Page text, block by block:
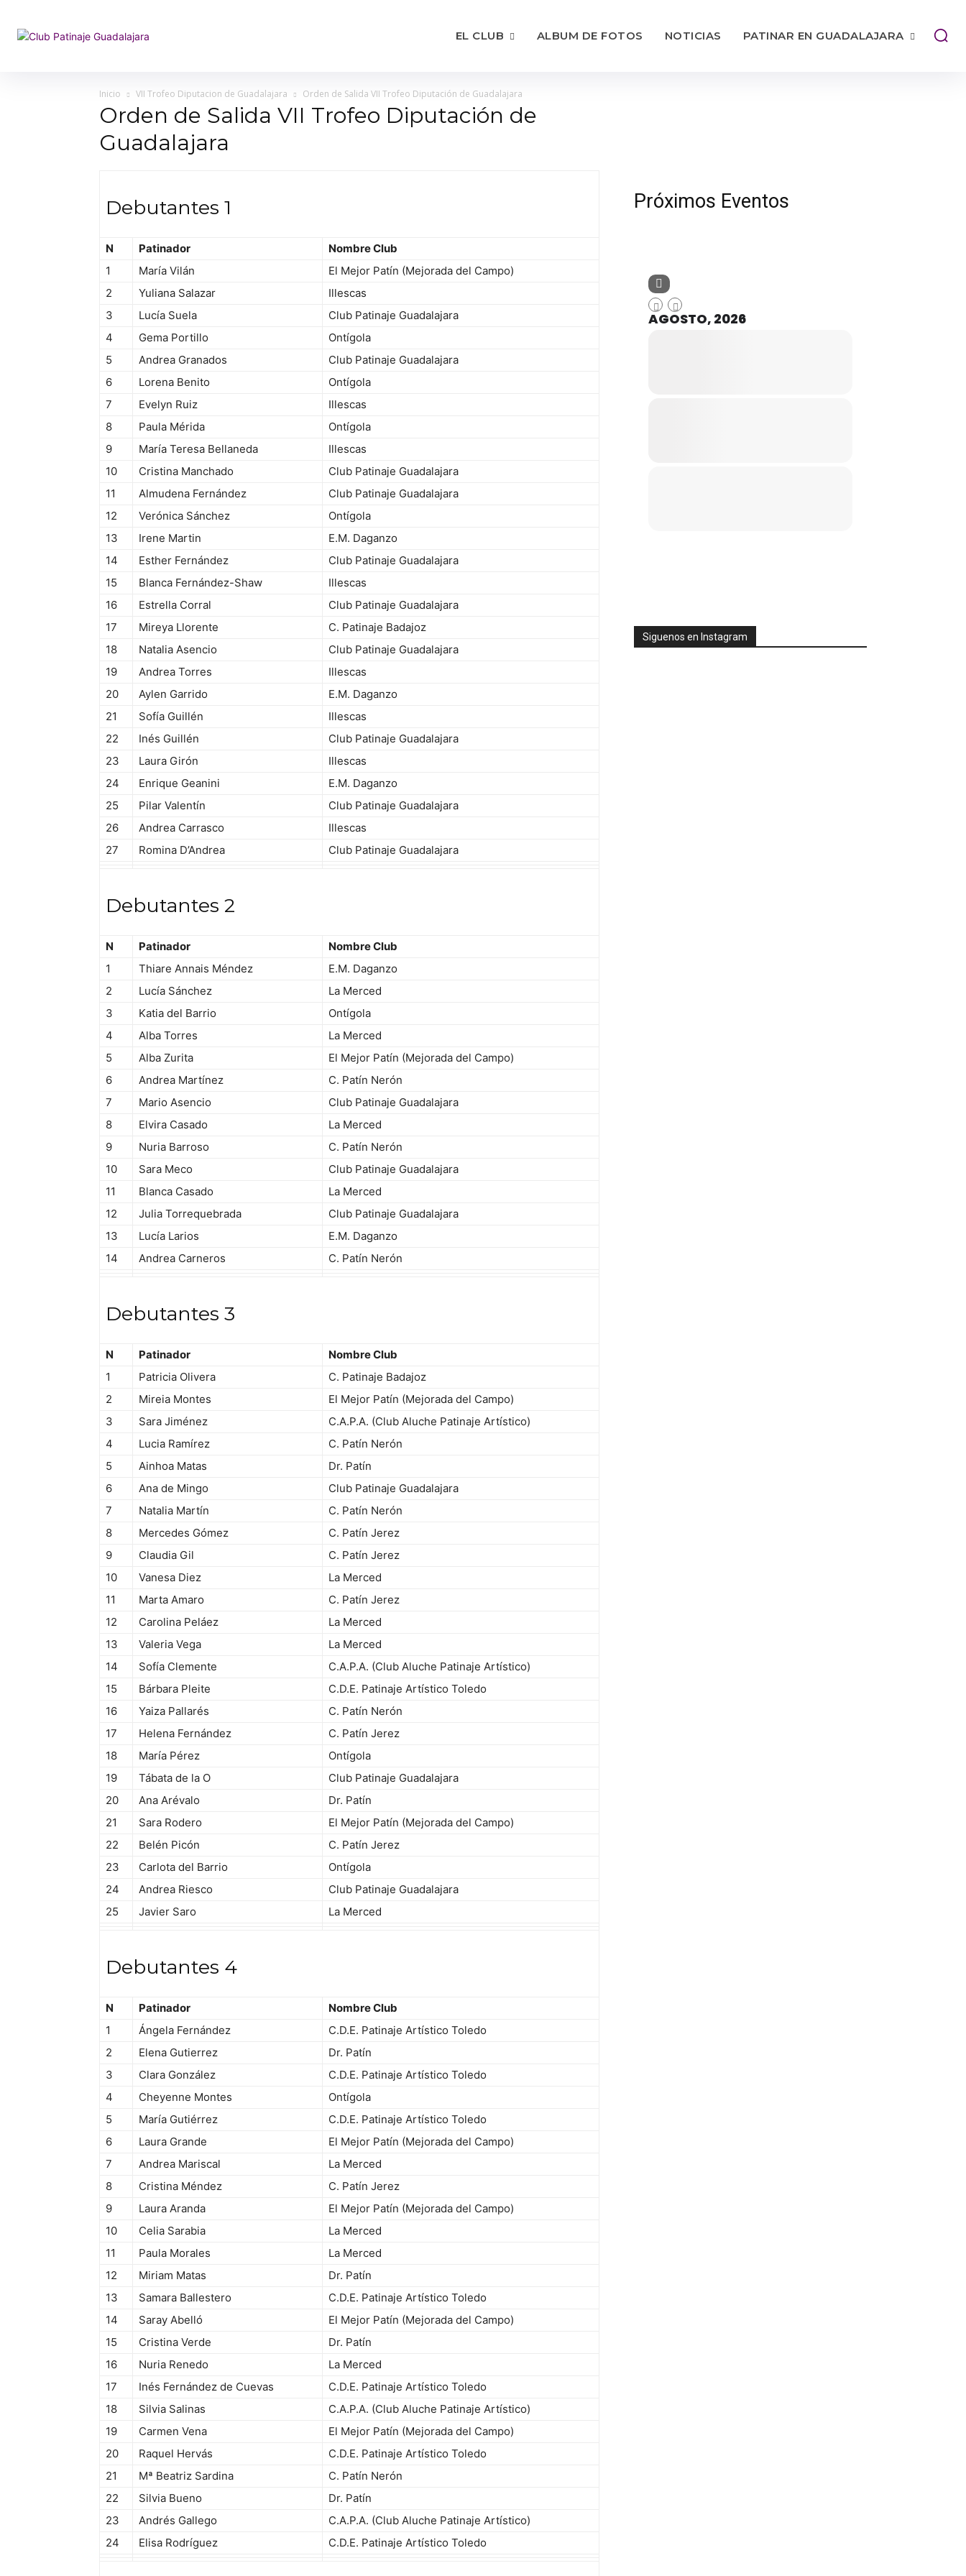
EL CLUB ALBUM DE FOTOS NOTICIAS PATINAR EN GUADALAJARA
Inicio VII Trofeo Diputacion de Guadalajara Orden de Salida VII Trofeo Diputación de Guadalajara
Orden de Salida VII Trofeo Diputación de
Guadalajara
Debutantes 1
N Patinador
Nombre Club
1
María Vilán
El Mejor Patín (Mejorada del Campo)
2
Yuliana Salazar
Illescas
3
Lucía Suela
Club Patinaje Guadalajara
4
Gema Portillo
Ontígola
5
Andrea Granados
Club Patinaje Guadalajara
6
Lorena Benito
Ontígola
7
Evelyn Ruiz
Illescas
8
Paula Mérida
Ontígola
9
María Teresa Bellaneda
Illescas
10
Cristina Manchado
Club Patinaje Guadalajara
11
Almudena Fernández
Club Patinaje Guadalajara
12
Verónica Sánchez
Ontígola
13
Irene Martin
E.M. Daganzo
14
Esther Fernández
Club Patinaje Guadalajara
15
Blanca Fernández-Shaw
Illescas
16
Estrella Corral
Club Patinaje Guadalajara
17
Mireya Llorente
C. Patinaje Badajoz
18
Natalia Asencio
Club Patinaje Guadalajara
19
Andrea Torres
Illescas
20
Aylen Garrido
E.M. Daganzo
21
Sofía Guillén
Illescas
22
Inés Guillén
Club Patinaje Guadalajara
23
Laura Girón
Illescas
24
Enrique Geanini
E.M. Daganzo
25
Pilar Valentín
Club Patinaje Guadalajara
26
Andrea Carrasco
Illescas
27
Romina D’Andrea Club Patinaje Guadalajara
Debutantes 2
N Patinador
Nombre Club
1
Thiare Annais Méndez
E.M. Daganzo
2
Lucía Sánchez
La Merced
3
Katia del Barrio
Ontígola
4
Alba Torres
La Merced
5
Alba Zurita
El Mejor Patín (Mejorada del Campo)
6
Andrea Martínez
C. Patín Nerón
7
Mario Asencio
Club Patinaje Guadalajara
8
Elvira Casado
La Merced
9
Nuria Barroso
C. Patín Nerón
10
Sara Meco
Club Patinaje Guadalajara
11
Blanca Casado
La Merced
12
Julia Torrequebrada
Club Patinaje Guadalajara
13
Lucía Larios
E.M. Daganzo
14
Andrea Carneros C. Patín Nerón
Debutantes 3
N Patinador
Nombre Club
1
Patricia Olivera
C. Patinaje Badajoz
2
Mireia Montes
El Mejor Patín (Mejorada del Campo)
3
Sara Jiménez
C.A.P.A. (Club Aluche Patinaje Artístico)
4
Lucia Ramírez
C. Patín Nerón
5
Ainhoa Matas
Dr. Patín
6
Ana de Mingo
Club Patinaje Guadalajara
7
Natalia Martín
C. Patín Nerón
8
Mercedes Gómez
C. Patín Jerez
9
Claudia Gil
C. Patín Jerez
10
Vanesa Diez
La Merced
11
Marta Amaro
C. Patín Jerez
12
Carolina Peláez
La Merced
13
Valeria Vega
La Merced
14
Sofía Clemente
C.A.P.A. (Club Aluche Patinaje Artístico)
15
Bárbara Pleite
C.D.E. Patinaje Artístico Toledo
16
Yaiza Pallarés
C. Patín Nerón
17
Helena Fernández
C. Patín Jerez
18
María Pérez
Ontígola
19
Tábata de la O
Club Patinaje Guadalajara
20
Ana Arévalo
Dr. Patín
21
Sara Rodero
El Mejor Patín (Mejorada del Campo)
22
Belén Picón
C. Patín Jerez
23
Carlota del Barrio
Ontígola
24
Andrea Riesco
Club Patinaje Guadalajara
25
Javier Saro La Merced
Debutantes 4
N Patinador
Nombre Club
1
Ángela Fernández
C.D.E. Patinaje Artístico Toledo
2
Elena Gutierrez
Dr. Patín
3
Clara González
C.D.E. Patinaje Artístico Toledo
4
Cheyenne Montes
Ontígola
5
María Gutiérrez
C.D.E. Patinaje Artístico Toledo
6
Laura Grande
El Mejor Patín (Mejorada del Campo)
7
Andrea Mariscal
La Merced
8
Cristina Méndez
C. Patín Jerez
9
Laura Aranda
El Mejor Patín (Mejorada del Campo)
10
Celia Sarabia
La Merced
11
Paula Morales
La Merced
12
Miriam Matas
Dr. Patín
13
Samara Ballestero
C.D.E. Patinaje Artístico Toledo
14
Saray Abelló
El Mejor Patín (Mejorada del Campo)
15
Cristina Verde
Dr. Patín
16
Nuria Renedo
La Merced
17
Inés Fernández de Cuevas
C.D.E. Patinaje Artístico Toledo
18
Silvia Salinas
C.A.P.A. (Club Aluche Patinaje Artístico)
19
Carmen Vena
El Mejor Patín (Mejorada del Campo)
20
Raquel Hervás
C.D.E. Patinaje Artístico Toledo
21
Mª Beatriz Sardina
C. Patín Nerón
22
Silvia Bueno
Dr. Patín
23
Andrés Gallego
C.A.P.A. (Club Aluche Patinaje Artístico)
24
Elisa Rodríguez C.D.E. Patinaje Artístico Toledo
Próximos Eventos
AGOSTO, 2026
Siguenos en Instagram